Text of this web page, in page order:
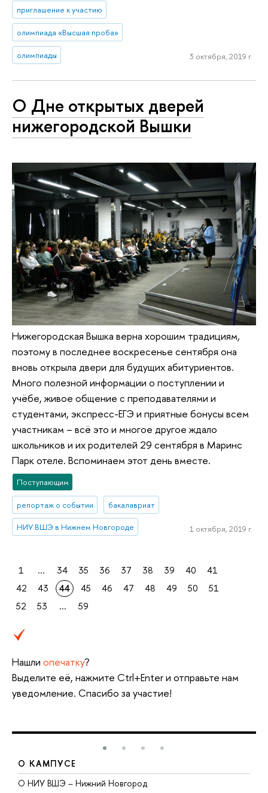
приглашение к участию
олимпиада «Высшая проба»
олимпиады 3 октября, 2019 г.
О Дне открытых дверей
нижегородской Вышки
Нижегородская Вышка верна хорошим традициям,
поэтому в последнее воскресенье сентября она
вновь открыла двери для будущих абитуриентов.
Много полезной информации о поступлении и
учёбе, живое общение с преподавателями и
студентами, экспресс-ЕГЭ и приятные бонусы всем
участникам – всё это и многое другое ждало
школьников и их родителей 29 сентября в Маринс
Парк отеле. Вспоминаем этот день вместе.
Поступающим
репортаж о событии бакалавриат
НИУ ВШЭ в Нижнем Новгороде 1 октября, 2019 г.
1 ... 34 35 36 37 38 39 40
41
42
43 44 45 46 47 48 49 50
51
52
53 ... 59
Нашли опечатку?
Выделите её, нажмите Ctrl+Enter и отправьте нам
уведомление. Спасибо за участие!
О КАМПУСЕ
О НИУ ВШЭ – Нижний Новгород